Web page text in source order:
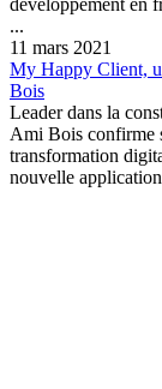
...
11 mars 2021
My Happy Client,
Bois
Leader dans la
Ami Bois confirme
transformation
nouvelle